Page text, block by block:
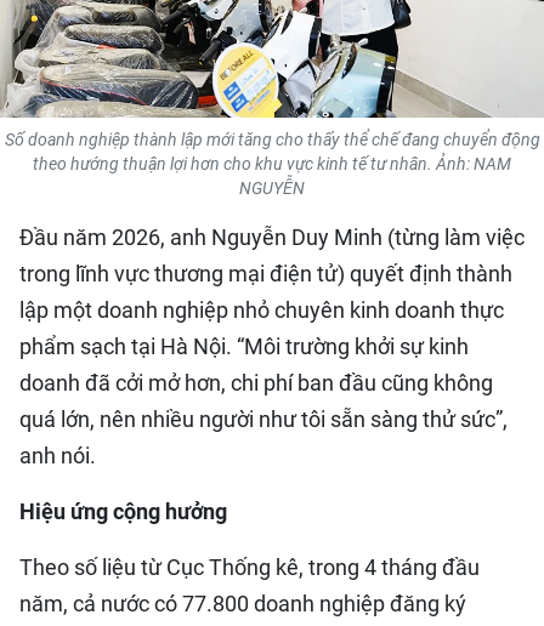
THỂ THAO
DU LỊCH
HỒ SƠ - TƯ LIỆU
NHÂN DÂN ĐIỆN TỬ
NHÂN DÂN HẰNG THÁNG
NHÂN DÂN CUỐI TUẦN
Số doanh nghiệp thành lập mới tăng cho thấy thể chế đang chuyển động
theo hướng thuận lợi hơn cho khu vực kinh tế tư nhân. Ảnh: NAM
NGUYỄN
Đầu năm 2026, anh Nguyễn Duy Minh (từng làm việc
trong lĩnh vực thương mại điện tử) quyết định thành
lập một doanh nghiệp nhỏ chuyên kinh doanh thực
phẩm sạch tại Hà Nội. “Môi trường khởi sự kinh
doanh đã cởi mở hơn, chi phí ban đầu cũng không
quá lớn, nên nhiều người như tôi sẵn sàng thử sức”,
anh nói.
Hiệu ứng cộng hưởng
Theo số liệu từ Cục Thống kê, trong 4 tháng đầu
năm, cả nước có 77.800 doanh nghiệp đăng ký